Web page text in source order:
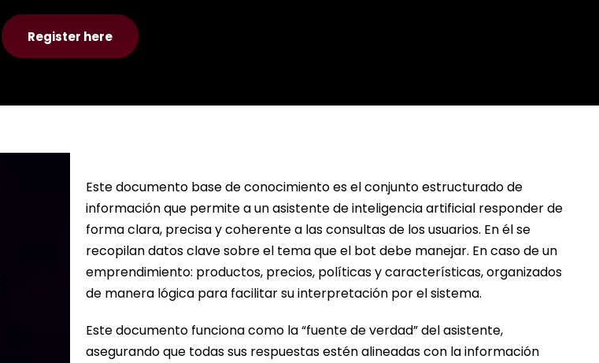
Register here
Este documento base de conocimiento es el conjunto estructurado de
información que permite a un asistente de inteligencia artificial responder de
forma clara, precisa y coherente a las consultas de los usuarios. En él se
recopilan datos clave sobre el tema que el bot debe manejar. En caso de un
emprendimiento: productos, precios, políticas y características, organizados
de manera lógica para facilitar su interpretación por el sistema.
Este documento funciona como la “fuente de verdad” del asistente,
asegurando que todas sus respuestas estén alineadas con la información